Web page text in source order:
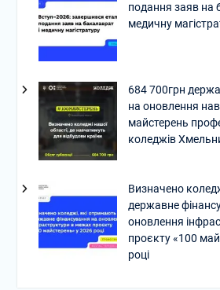
подання заяв на
медичну
684 700грн
на оновлення
майстерень
коледжів
Визначено
державне
оновлення
проєкту «100
році